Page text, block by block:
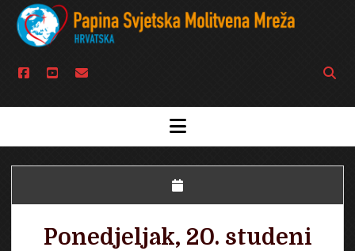
facebook
youtubeemail
Open
bar
open
menu
Ponedjeljak, 20. studeni